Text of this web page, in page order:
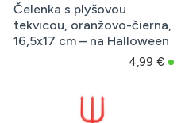
Čelenka s plyšovou
tekvicou, oranžovo-čierna,
16,5x17 cm – na Halloween
4,99 €